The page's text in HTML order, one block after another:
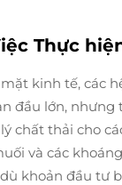
Thực
kinh tế, các
đầu lớn,
chất thải cho
và các
khoản đầu tư